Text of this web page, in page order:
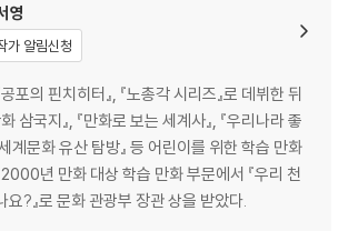
영
가 알림신청
포의 핀치히터』, 『노총각 시리즈』로 데뷔한 뒤
화 삼국지』, 『만화로 보는 세계사』, 『우리나라 좋
세계문화 유산 탐방』 등 어린이를 위한 학습 만화
년 만화 대상 학습 만화 부문에서 『우리 천
요?』로 문화 관광부 장관 상을 받았다.